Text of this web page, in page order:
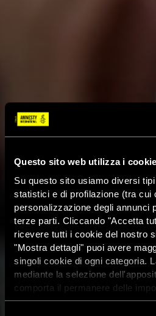
Questo sito web utilizza i cookie
Su questo sito usiamo diversi
statistici e di profilazione (tra cui
personalizzazione degli annunci
terze parti. Cliccando "Accetta
ricevere tutti i cookie del nostro
"Mostra dettagli" puoi avere
singoli cookie di ogni categoria.
mediante la selezione
comporta il permanere delle
dunque la continuazione della